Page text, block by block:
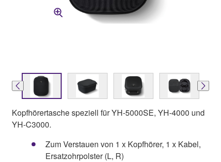
Kopfhörertasche speziell für YH-5000SE, YH-4000 und
YH-C3000.
Zum Verstauen von 1 x Kopfhörer, 1 x Kabel,
Ersatzohrpolster (L, R)